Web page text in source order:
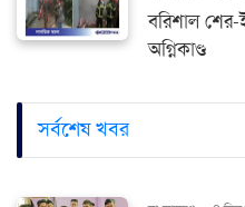
বরিশাল শের-
অগ্নিকাণ্ড
সর্বশেষ খবর